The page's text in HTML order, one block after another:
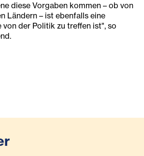
diese Vorgaben kommen – ob von
Ländern – ist ebenfalls eine
von der Politik zu treffen ist", so